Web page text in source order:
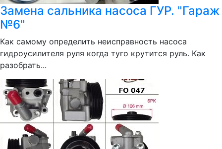
Замена сальника насоса ГУР. "Гараж
№6"
Как самому определить неисправность насоса
гидроусилителя руля когда туго крутится руль. Как
разобрать...